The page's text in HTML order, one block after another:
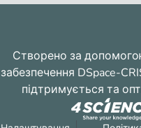
Створено за
забезпечення DSpace-
підтримується та